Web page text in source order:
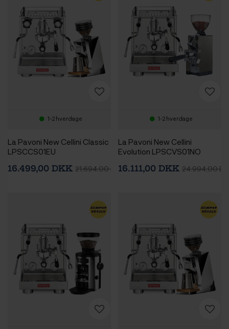
1-2 hverdage
La Pavoni New Cellini Classic
LPSCCS01EU
Mignon Zero 65 Speedy
16.499,00 DKK 21.694,00 DKK
1-2 hverdage
La Pavoni New Cellini
Evolution LPSCVS01NO
Mignon Libra 65 Chrome
16.111,00 DKK 24.994,00